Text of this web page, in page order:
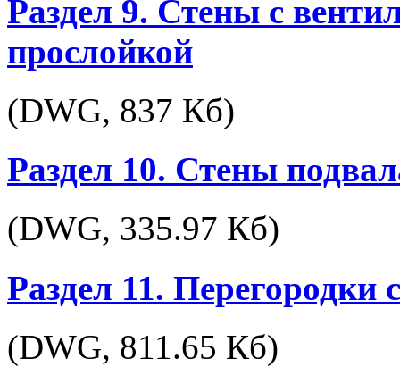
Раздел 9. Стены с
прослойкой
(DWG, 837 Кб)
Раздел 10. Стены
(DWG, 335.97 Кб)
Раздел 11. Перегородки
(DWG, 811.65 Кб)